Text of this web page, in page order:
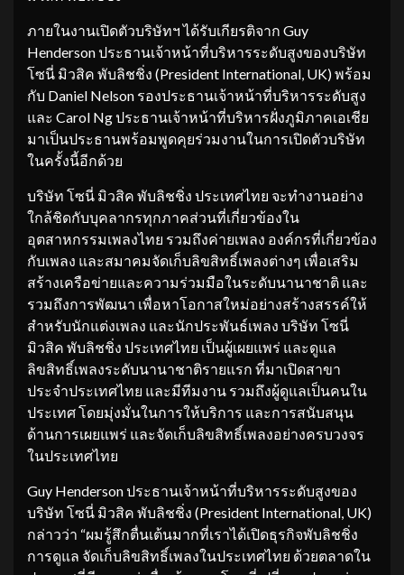
ภายในงานเปิดตัวบริษัทฯ ได้รับเกียรติจาก Guy
Henderson ประธานเจ้าหน้าที่บริหารระดับสูงของบริษัท
โซนี่ มิวสิค พับลิชชิ่ง (President International, UK) พร้อม
กับ Daniel Nelson รองประธานเจ้าหน้าที่บริหารระดับสูง
และ Carol Ng ประธานเจ้าหน้าที่บริหารฝั่งภูมิภาคเอเชีย
มาเป็นประธานพร้อมพูดคุยร่วมงานในการเปิดตัวบริษัท
ในครั้งนี้อีกด้วย
บริษัท โซนี่ มิวสิค พับลิชชิ่ง ประเทศไทย จะทำงานอย่าง
ใกล้ชิดกับบุคลากรทุกภาคส่วนที่เกี่ยวข้องใน
อุตสาหกรรมเพลงไทย รวมถึงค่ายเพลง องค์กรที่เกี่ยวข้อง
กับเพลง และสมาคมจัดเก็บลิขสิทธิ์เพลงต่างๆ เพื่อเสริม
สร้างเครือข่ายและความร่วมมือในระดับนานาชาติ และ
รวมถึงการพัฒนา เพื่อหาโอกาสใหม่อย่างสร้างสรรค์ให้
สำหรับนักแต่งเพลง และนักประพันธ์เพลง บริษัท โซนี่
มิวสิค พับลิชชิ่ง ประเทศไทย เป็นผู้เผยแพร่ และดูแล
ลิขสิทธิ์เพลงระดับนานาชาติรายแรก ที่มาเปิดสาขา
ประจำประเทศไทย และมีทีมงาน รวมถึงผู้ดูแลเป็นคนใน
ประเทศ โดยมุ่งมั่นในการให้บริการ และการสนับสนุน
ด้านการเผยแพร่ และจัดเก็บลิขสิทธิ์เพลงอย่างครบวงจร
ในประเทศไทย
Guy Henderson ประธานเจ้าหน้าที่บริหารระดับสูงของ
บริษัท โซนี่ มิวสิค พับลิชชิ่ง (President International, UK)
กล่าวว่า “ผมรู้สึกตื่นเต้นมากที่เราได้เปิดธุรกิจพับลิชชิ่ง
การดูแล จัดเก็บลิขสิทธิ์เพลงในประเทศไทย ด้วยตลาดใน